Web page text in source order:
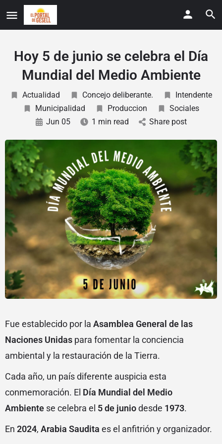
Hoy 5 de junio se celebra el Día
Mundial del Medio Ambiente
Actualidad Concejo deliberante.
Intendente
Municipalidad
Produccion
Sociales
Jun 05
1 min read Share post
Fue establecido por la Asamblea General de las
Naciones Unidas para fomentar la conciencia
ambiental y la restauración de la Tierra.
Cada año, un país diferente auspicia esta
conmemoración. El Día Mundial del Medio
Ambiente se celebra el 5 de juniodesde 1973.
En 2024, Arabia Saudita es el anfitrión y organizador.